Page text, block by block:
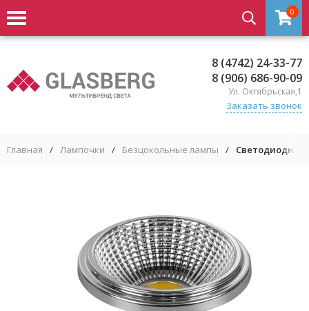
0
8 (4742) 24-33-77
8 (906) 686-90-09
Ул. Октябрьская,1
Заказать звонок
Главная / Лампочки / Безцокольные лампы / Светодиодная